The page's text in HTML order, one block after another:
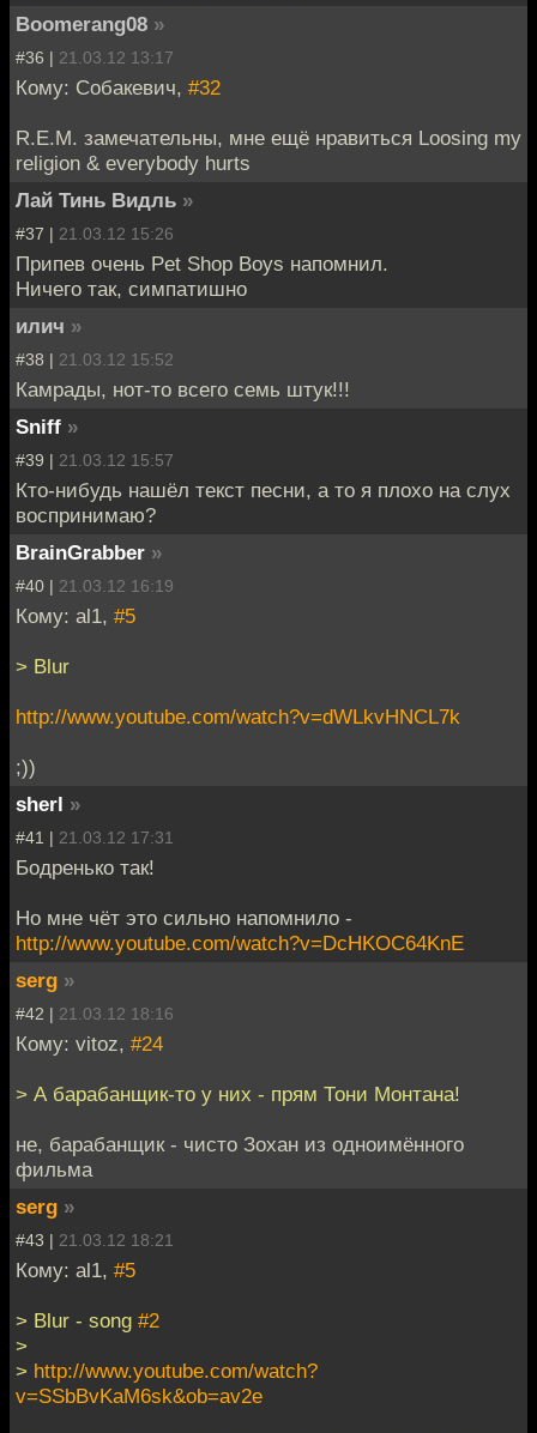
Boomerang08 »
#36 | 21.03.12 13:17
Кому: Собакевич, #32
R.E.M. замечательны, мне ещё нравиться Loosing my
religion & everybody hurts
Лай Тинь Видль »
#37 | 21.03.12 15:26
Припев очень Pet Shop Boys напомнил.
Ничего так, симпатишно
илич »
#38 | 21.03.12 15:52
Камрады, нот-то всего семь штук!!!
Sniff »
#39 | 21.03.12 15:57
Кто-нибудь нашёл текст песни, а то я плохо на слух
воспринимаю?
BrainGrabber »
#40 | 21.03.12 16:19
Кому: al1, #5
> Blur
http://www.youtube.com/watch?v=dWLkvHNCL7k
;))
sherl »
#41 | 21.03.12 17:31
Бодренько так!
Но мне чёт это сильно напомнило -
http://www.youtube.com/watch?v=DcHKOC64KnE
serg »
#42 | 21.03.12 18:16
Кому: vitoz, #24
> А барабанщик-то у них - прям Тони Монтана!
не, барабанщик - чисто Зохан из одноимённого
фильма
serg »
#43 | 21.03.12 18:21
Кому: al1, #5
> Blur - song #2
>
> http://www.youtube.com/watch?
v=SSbBvKaM6sk&ob=av2e